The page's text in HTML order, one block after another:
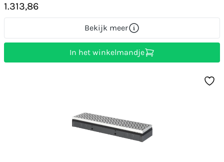
1.313,86
Bekijk meer
In het winkelmandje